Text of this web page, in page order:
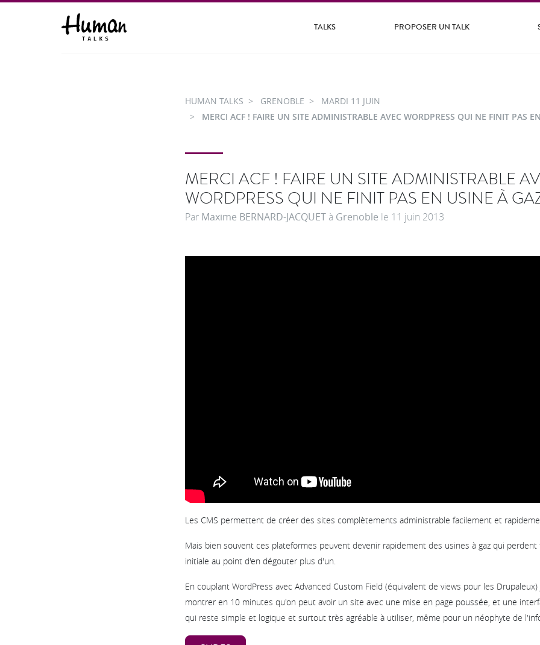
TALKS PROPOSER UN TALK
HUMAN TALKS GRENOBLE
MARDI 11 JUIN
MERCI ACF ! FAIRE UN SITE ADMINISTRABLE AVEC WORDPRESS QUI NE FINIT PAS
MERCI ACF ! FAIRE UN SITE ADMINISTRABLE
WORDPRESS QUI NE FINIT PAS EN USINE À
Par Maxime BERNARD-JACQUET à Grenoble le 11 juin 2013
Les CMS permettent de créer des sites complètements administrable facilement et
Mais bien souvent ces plateformes peuvent devenir rapidement des usines à gaz qui
initiale au point d'en dégouter plus d'un.
En couplant WordPress avec Advanced Custom Field (équivalent de views pour les
montrer en 10 minutes qu'on peut avoir un site avec une mise en page poussée, et une
qui reste simple et logique et surtout très agréable à utiliser, même pour un néophyte de